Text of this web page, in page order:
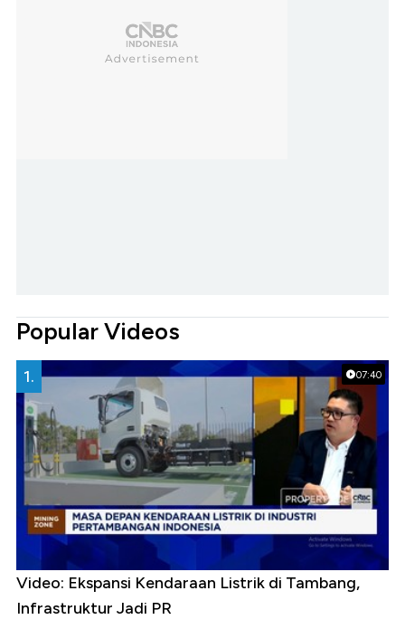
Popular Videos
07:40
1.
Video: Ekspansi Kendaraan Listrik di Tambang,
Infrastruktur Jadi PR